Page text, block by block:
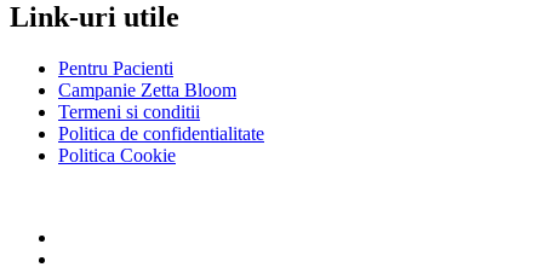
Link-uri utile
Pentru Pacienti
Campanie Zetta Bloom
Termeni si conditii
Politica de confidentialitate
Politica Cookie